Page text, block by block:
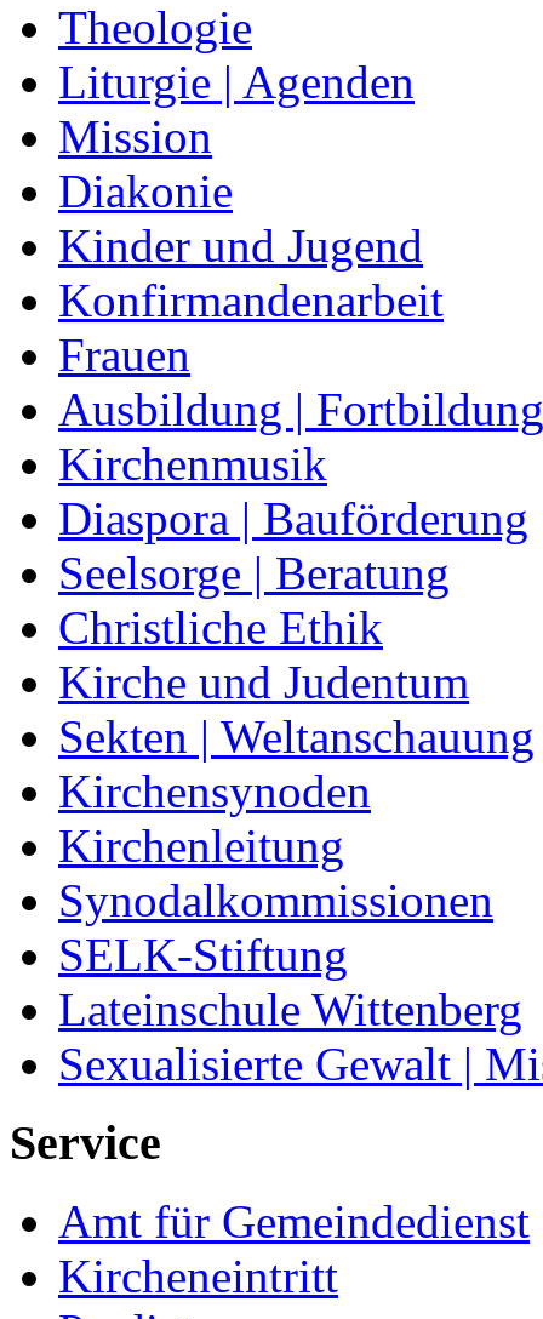
Theologie
Liturgie | Agenden
Mission
Diakonie
Kinder und Jugend
Konfirmandenarbeit
Frauen
Ausbildung | Fortbildung
Kirchenmusik
Diaspora | Bauförderung
Seelsorge | Beratung
Christliche Ethik
Kirche und Judentum
Sekten | Weltanschauung
Kirchensynoden
Kirchenleitung
Synodalkommissionen
SELK-Stiftung
Lateinschule Wittenberg
Sexualisierte Gewalt |
Service
Amt für Gemeindedienst
Kircheneintritt